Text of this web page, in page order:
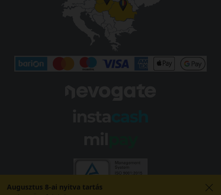
Augusztus 8-ai nyitva tartás